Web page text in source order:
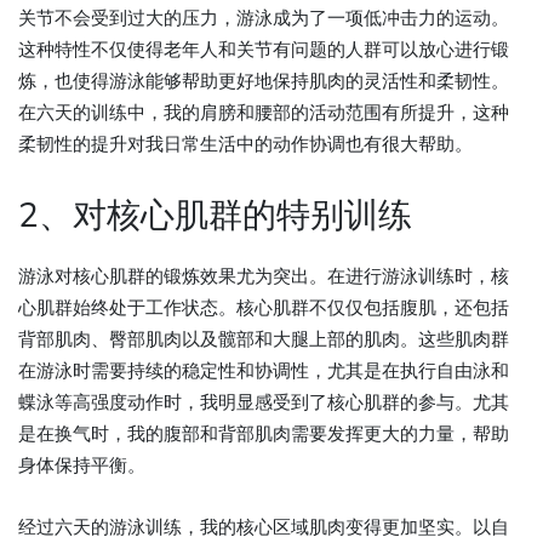
关节不会受到过大的压力，游泳成为了一项低冲击力的运动。
这种特性不仅使得老年人和关节有问题的人群可以放心进行锻
炼，也使得游泳能够帮助更好地保持肌肉的灵活性和柔韧性。
在六天的训练中，我的肩膀和腰部的活动范围有所提升，这种
柔韧性的提升对我日常生活中的动作协调也有很大帮助。
2、对核心肌群的特别训练
游泳对核心肌群的锻炼效果尤为突出。在进行游泳训练时，核
心肌群始终处于工作状态。核心肌群不仅仅包括腹肌，还包括
背部肌肉、臀部肌肉以及髋部和大腿上部的肌肉。这些肌肉群
在游泳时需要持续的稳定性和协调性，尤其是在执行自由泳和
蝶泳等高强度动作时，我明显感受到了核心肌群的参与。尤其
是在换气时，我的腹部和背部肌肉需要发挥更大的力量，帮助
身体保持平衡。
经过六天的游泳训练，我的核心区域肌肉变得更加坚实。以自